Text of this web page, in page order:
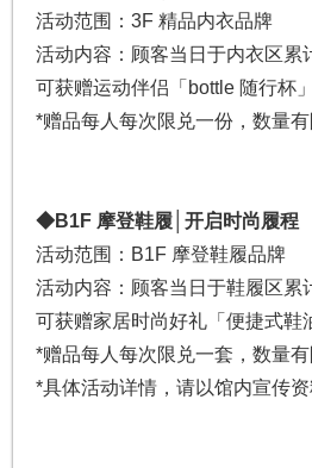
活动范围：3F 精品内衣品牌
活动内容：顾客当日于内衣区累
可获赠运动伴侣「bottle 随行杯」
*赠品每人每次限兑一份，数量有
◆B1F 摩登鞋履│开启时尚履程
活动范围：B1F 摩登鞋履品牌
活动内容：顾客当日于鞋履区累
可获赠家居时尚好礼「便捷式鞋
*赠品每人每次限兑一套，数量有
*具体活动详情，请以馆内宣传资